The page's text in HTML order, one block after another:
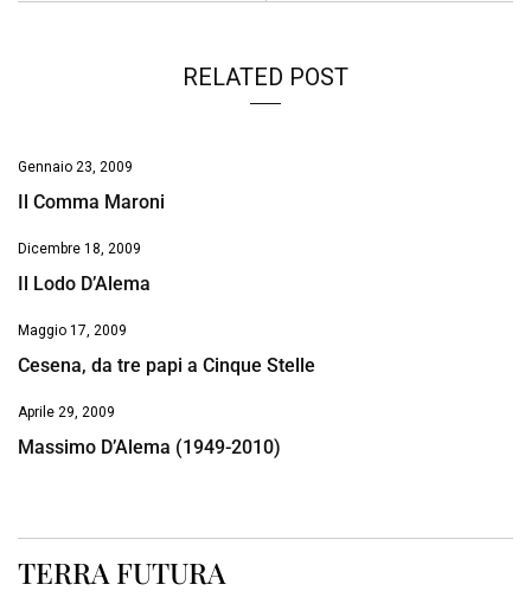
RELATED POST
Gennaio 23, 2009
Il Comma Maroni
Dicembre 18, 2009
Il Lodo D’Alema
Maggio 17, 2009
Cesena, da tre papi a Cinque Stelle
Aprile 29, 2009
Massimo D’Alema (1949-2010)
TERRA FUTURA